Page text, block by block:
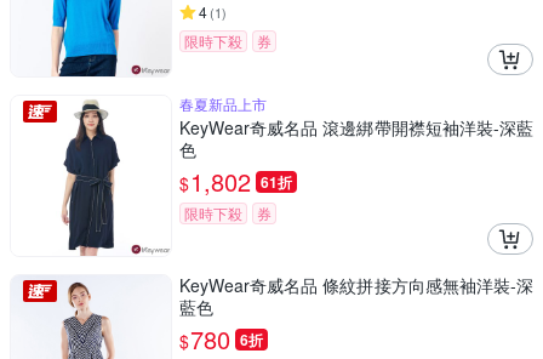
4(1)
限時下殺 券
春夏新品上市
KeyWear奇威名品 滾邊綁帶開襟短袖洋裝-深藍
色
$1,802 61折
限時下殺 券
KeyWear奇威名品 條紋拼接方向感無袖洋裝-深
藍色
$780 6折